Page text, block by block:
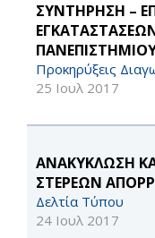
ΣΥΝΤΗΡΗΣΗ –
Προκηρύξεις
25 Ιουλ 2017
ΑΝΑΚΥΚΛΩΣΗ
ΣΤΕΡΕΩΝ
Δελτία Τύπου
24 Ιουλ 2017